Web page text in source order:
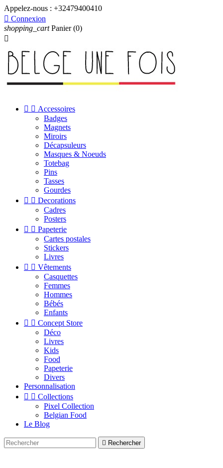
Appelez-nous : +32479400410
 Connexion
shopping_cart Panier (0)

  Accessoires
Badges
Magnets
Miroirs
Décapsuleurs
Masques & Noeuds
Totebag
Pins
Tasses
Gourdes
  Decorations
Cadres
Posters
  Papeterie
Cartes postales
Stickers
Livres
  Vêtements
Casquettes
Femmes
Hommes
Bébés
Enfants
  Concept Store
Déco
Livres
Kids
Food
Papeterie
Divers
Personnalisation
  Collections
Pixel Collection
Belgian Food
Le Blog
 Rechercher